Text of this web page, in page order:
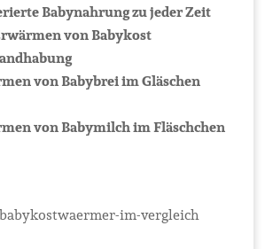
Babynahrung zu jeder Zeit
von Babykost
von Babybrei im Gläschen
von Babymilch im Fläschchen